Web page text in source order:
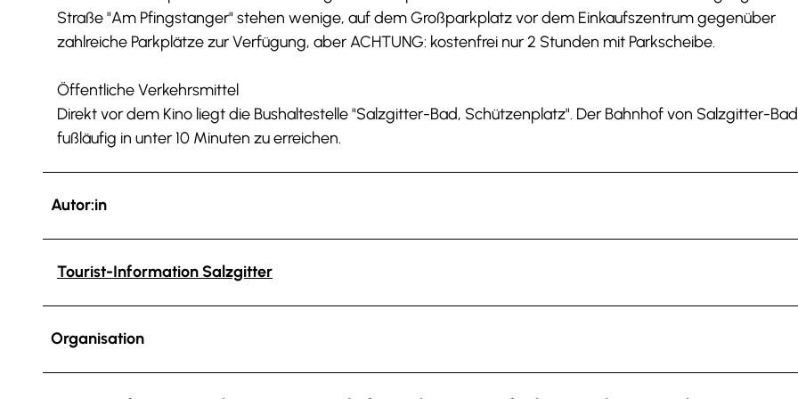
Straße "Am Pfingstanger" stehen wenige, auf dem Großparkplatz vor dem Einkaufszentrum gegenüber
zahlreiche Parkplätze zur Verfügung, aber ACHTUNG: kostenfrei nur 2 Stunden mit Parkscheibe.
Öffentliche Verkehrsmittel
Direkt vor dem Kino liegt die Bushaltestelle "Salzgitter-Bad, Schützenplatz". Der Bahnhof von Salzgitter-
fußläufig in unter 10 Minuten zu erreichen.
Autor:in
Tourist-Information Salzgitter
Organisation